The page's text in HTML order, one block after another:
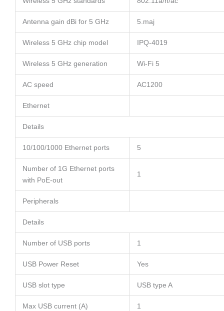
Antenna gain dBi for 5 GHz 5.maj
Wireless 5 GHz chip model IPQ-4019
Wireless 5 GHz generation Wi-Fi 5
AC speed AC1200
Ethernet
Details
10/100/1000 Ethernet ports 5
Number of 1G Ethernet ports
with PoE-out
1
Peripherals
Details
Number of USB ports 1
USB Power Reset Yes
USB slot type USB type A
Max USB current (A) 1